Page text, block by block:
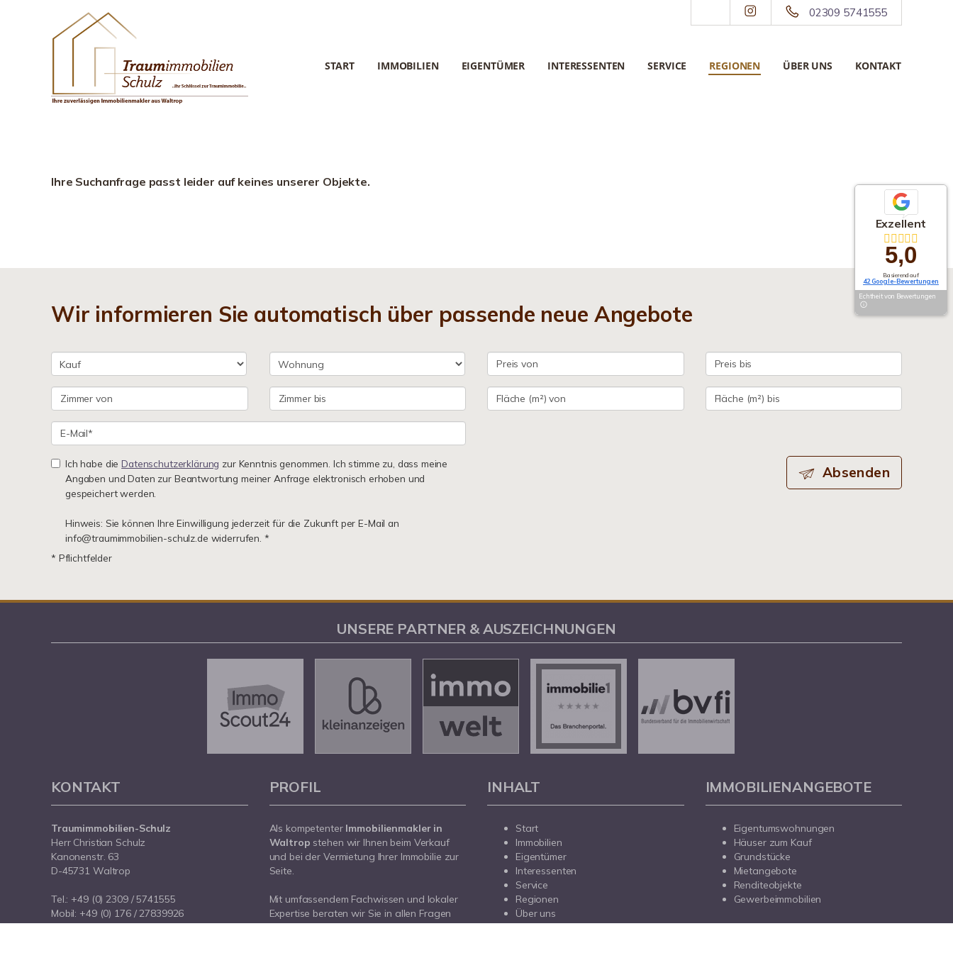
02309 5741555
START IMMOBILIEN EIGENTÜMER INTERESSENTEN SERVICE REGIONEN ÜBER UNS KONTAKT
Ihre Suchanfrage passt leider auf keines unserer Objekte.
Wir informieren Sie automatisch über passende neue Angebote
Ich habe dieDatenschutzerklärung zur Kenntnis genommen. Ich stimme zu, dass meine
Angaben und Daten zur Beantwortung meiner Anfrage elektronisch erhoben und
gespeichert werden.
Hinweis: Sie können Ihre Einwilligung jederzeit für die Zukunft per E-Mail an
info@traumimmobilien-schulz.de widerrufen. *
* Pflichtfelder
Absenden
Exzellent
5,0
Basierend auf
42 Google-Bewertungen
Echtheit von Bewertungen
UNSERE PARTNER & AUSZEICHNUNGEN
KONTAKT
Traumimmobilien-Schulz
Herr Christian Schulz
Kanonenstr. 63
D-45731 Waltrop
Tel.: +49 (0) 2309 / 5741555
Mobil: +49 (0) 176 / 27839926
E-Mail:info@traumimmobilien-schulz.de
PROFIL
Als kompetenter Immobilienmakler in
Waltrop stehen wir Ihnen beim Verkauf
und bei der Vermietung Ihrer Immobilie zur
Seite.
Mit umfassendem Fachwissen und lokaler
Expertise beraten wir Sie in allen Fragen
rund um Ihr Haus oder Ihre Wohnung in
INHALT
Start
Immobilien
Eigentümer
Interessenten
Service
Regionen
Über uns
Kontakt
IMMOBILIENANGEBOTE
Eigentumswohnungen
Häuser zum Kauf
Grundstücke
Mietangebote
Renditeobjekte
Gewerbeimmobilien